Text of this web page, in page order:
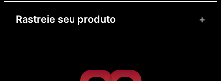
Rastreie seu produto +